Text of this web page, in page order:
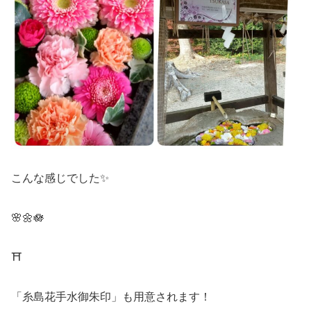
こんな感じでした✨
🌸🌼🪷
⛩️
「糸島花手水御朱印」も用意されます！